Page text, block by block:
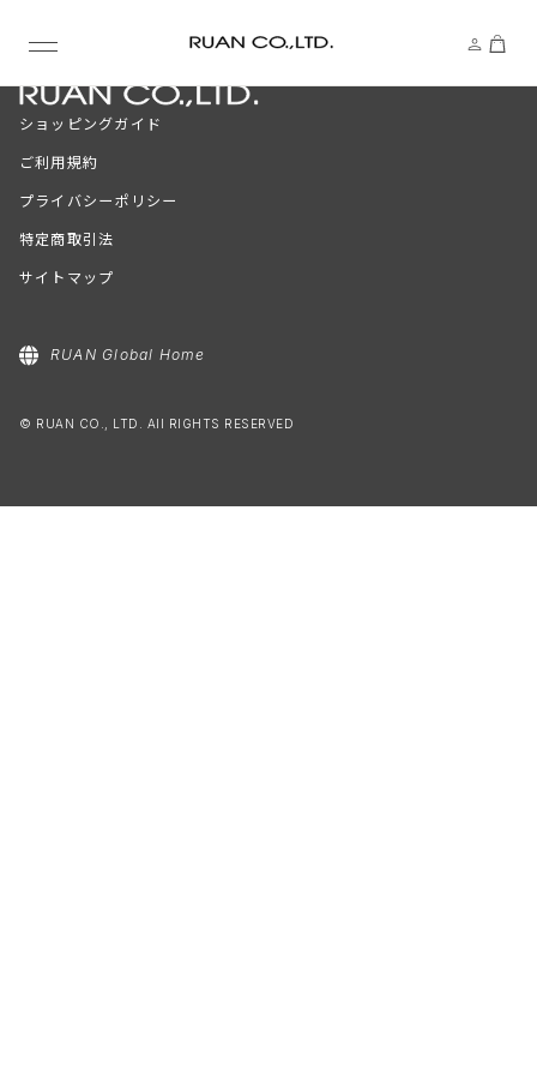
ショッピングガイド
ご利用規約
プライバシーポリシー
特定商取引法
サイトマップ
RUAN Global Home
© RUAN CO., LTD. All RIGHTS RESERVED